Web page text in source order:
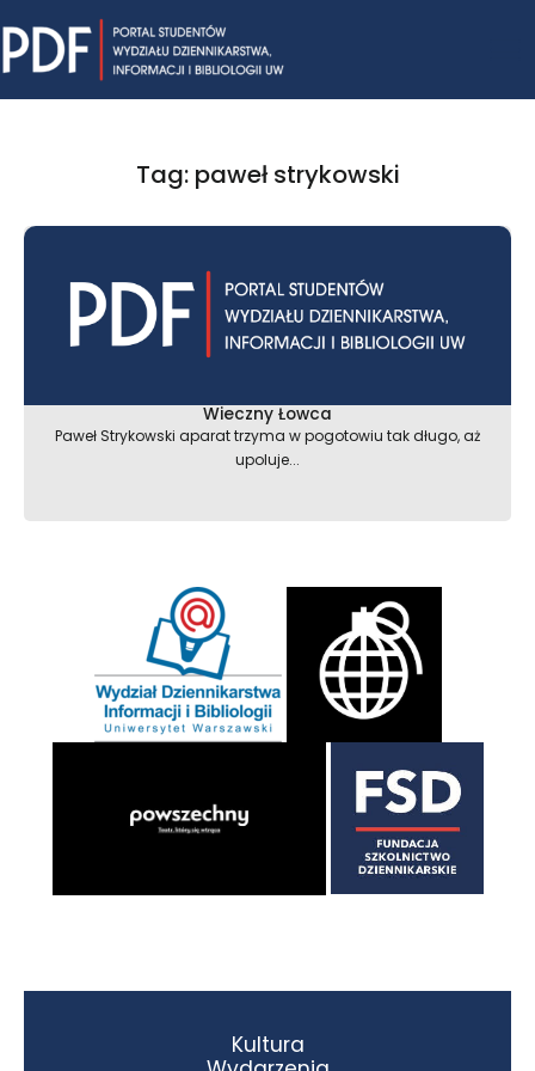
to
content
Tag: paweł strykowski
Wieczny Łowca
Paweł Strykowski aparat trzyma w pogotowiu tak długo, aż
upoluje...
Kultura